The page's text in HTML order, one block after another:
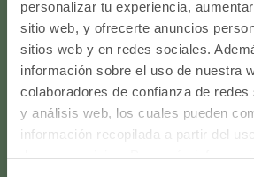
personalizar tu experiencia,
sitio web, y ofrecerte anuncios
sitios web y en redes sociales.
información sobre el uso de nuestra
colaboradores de confianza de
y análisis web, los cuales pueden
información recopilada a partir del
¿Necesitas que te ayudemos a
gustaría proponernos alguna
producto? ¿Has realizado un
todo va viento en popa? Ponte
nosotros.
WhatsApp